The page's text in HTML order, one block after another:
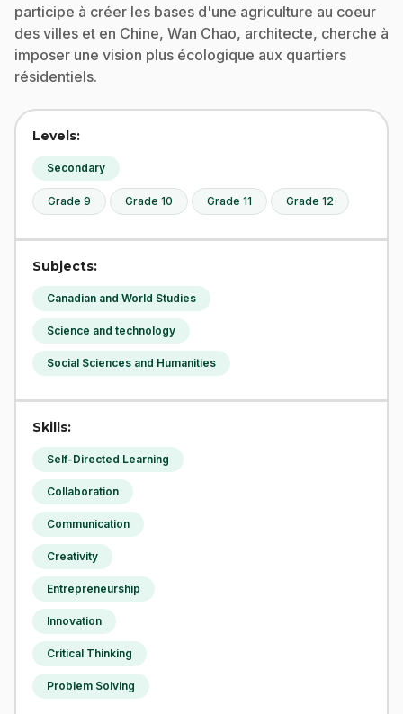
participe à créer les bases d'une agriculture au coeur
des villes et en Chine, Wan Chao, architecte, cherche à
imposer une vision plus écologique aux quartiers
résidentiels.
Levels:
Secondary
Grade 9 Grade 10 Grade 11 Grade 12
Subjects:
Canadian and World Studies
Science and technology
Social Sciences and Humanities
Skills:
Self-Directed Learning
Collaboration
Communication
Creativity
Entrepreneurship
Innovation
Critical Thinking
Problem Solving